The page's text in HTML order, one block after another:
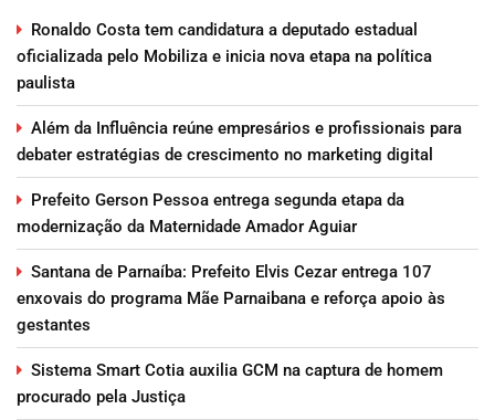
Ronaldo Costa tem candidatura a deputado estadual
oficializada pelo Mobiliza e inicia nova etapa na política
paulista
Além da Influência reúne empresários e profissionais para
debater estratégias de crescimento no marketing digital
Prefeito Gerson Pessoa entrega segunda etapa da
modernização da Maternidade Amador Aguiar
Santana de Parnaíba: Prefeito Elvis Cezar entrega 107
enxovais do programa Mãe Parnaibana e reforça apoio às
gestantes
Sistema Smart Cotia auxilia GCM na captura de homem
procurado pela Justiça